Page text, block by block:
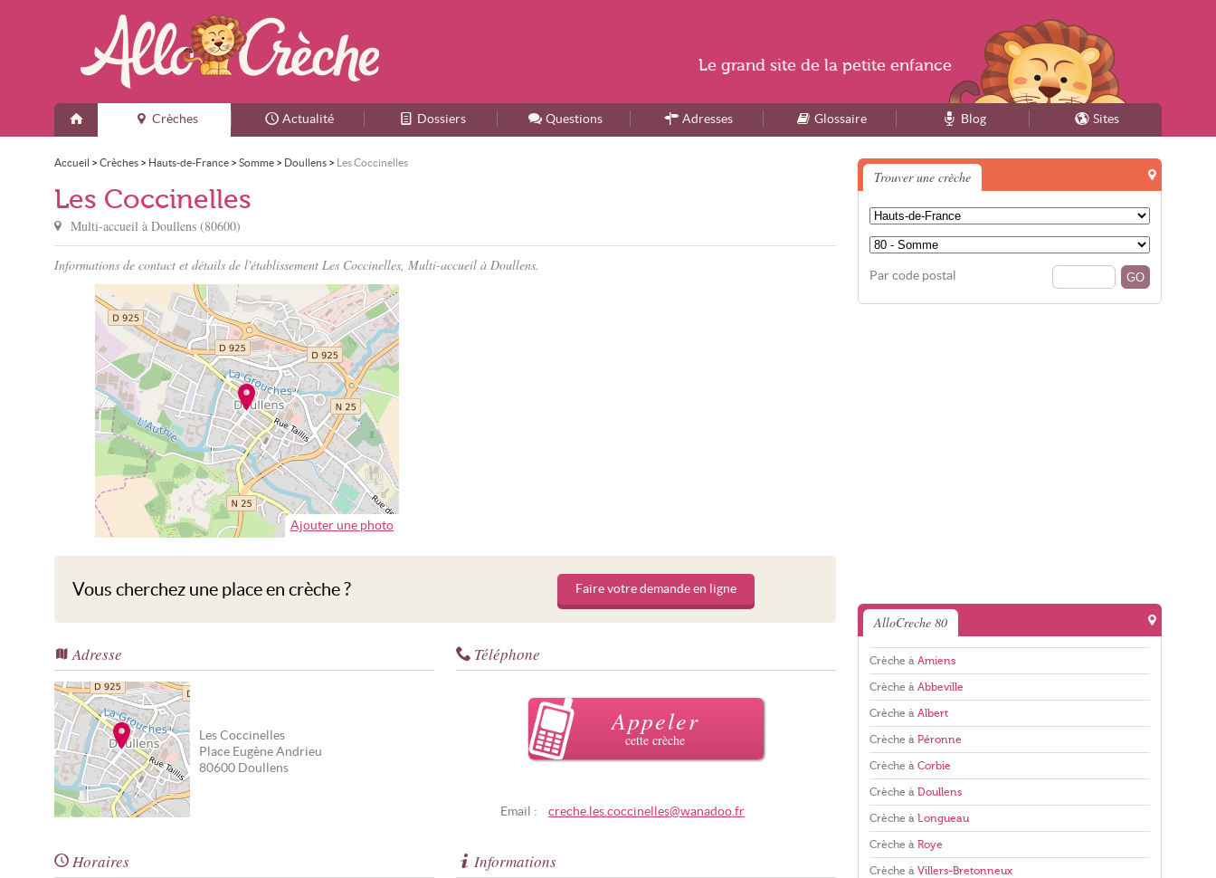
Accueil
Crèches Actualité Dossiers Questions Adresses Glossaire Blog Sites
Accueil > Crèches > Hauts-de-France > Somme > Doullens > Les Coccinelles
Les Coccinelles
Multi-accueil à Doullens (80600)
Informations de contact et détails de l'établissement Les Coccinelles, Multi-accueil à Doullens.
Ajouter une photo
Vous cherchez une place en crèche ? Faire votre demande en ligne
Adresse
Les Coccinelles
Place Eugène Andrieu
80600 Doullens
Téléphone
Appeler
cette crèche
Email : creche.les.coccinelles@wanadoo.fr
Horaires Informations
Trouver une crèche
Par code postal
AlloCreche 80
Crèche à Amiens
Crèche à Abbeville
Crèche à Albert
Crèche à Péronne
Crèche à Corbie
Crèche à Doullens
Crèche à Longueau
Crèche à Roye
Crèche à Villers-Bretonneux
Le grand site de la petite enfance